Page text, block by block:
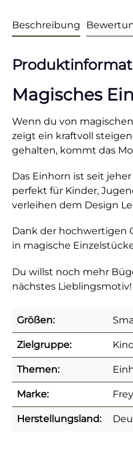
Beschreibung
Magisches
Wenn du von
zeigt ein kraftvoll
gehalten, kommt das
Das Einhorn ist seit
perfekt für Kinder,
verleihen dem Design
Dank der hochwertigen
in magische
Du willst noch mehr
nächstes Lieblingsmotiv!
Größen:
Zielgruppe:
Themen:
Marke:
Herstellungsland: